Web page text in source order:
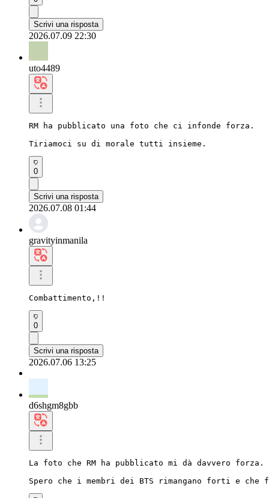
Scrivi una risposta
2026.07.09 22:30
uto4489
RM ha pubblicato una foto che ci infonde forza.
Tiriamoci su di morale tutti insieme.
0
Scrivi una risposta
2026.07.08 01:44
gravityinmanila
Combattimento,!!
0
Scrivi una risposta
2026.07.06 13:25
d6shgm8gbb
La foto che RM ha pubblicato mi dà davvero forza.
Spero che i membri dei BTS rimangano forti e che